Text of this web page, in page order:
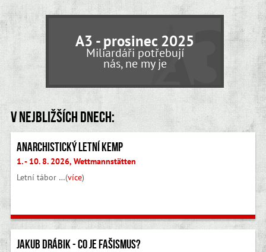
A3 - prosinec 2025
Miliardáři potřebují
nás, ne my je
V nejbližších dnech:
Anarchistický letní kemp
1. - 10. 8. 2026, Wettmannstätten
Letní tábor …(více)
Jakub Drábik - Co je fašismus?